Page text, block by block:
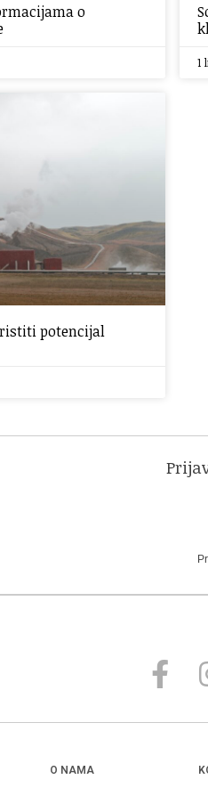
o
1
potencijal
O NAMA